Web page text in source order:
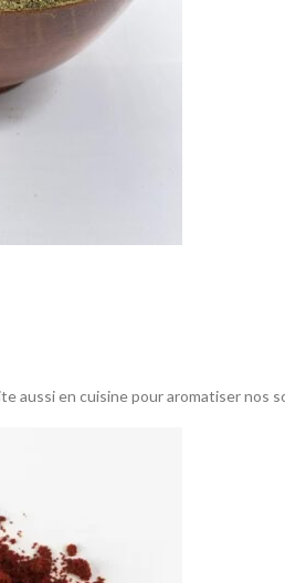
aussi en cuisine pour aromatiser